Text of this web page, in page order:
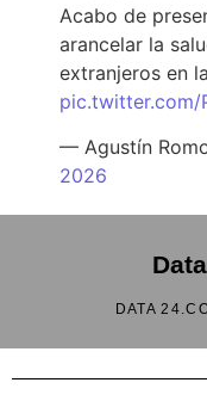
Acabo de
arancelar la
extranjeros en
pic.twitter.com/
— Agustín
2026
DATA